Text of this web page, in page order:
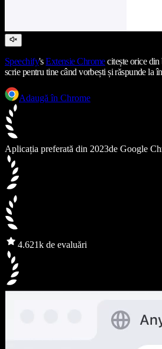
Speechify'sExtensie Chromecitește orice
scrie pentru tine când vorbești și răspunde la
Adaugă în Chrome
Aplicația preferată din 2023de Google
4.621k de evaluări